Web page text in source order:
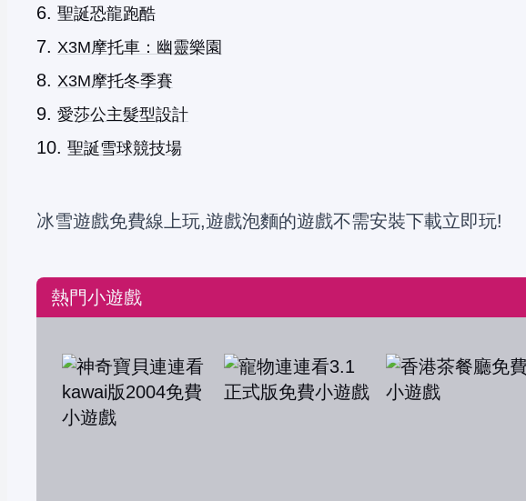
聖誕恐龍跑酷
X3M摩托車：幽靈樂園
X3M摩托冬季賽
愛莎公主髮型設計
聖誕雪球競技場
冰雪遊戲免費線上玩,遊戲泡麵的遊戲不需安裝下載立即玩!
熱門小遊戲